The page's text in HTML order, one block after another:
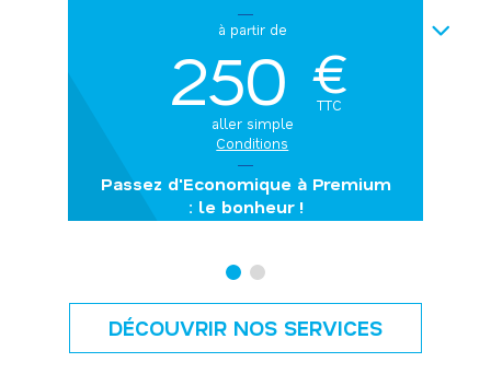
à partir de
250 €
TTC
aller simple
Conditions
Passez d'Economique à Premium
: le bonheur !
NEXT
DÉCOUVRIR NOS SERVICES